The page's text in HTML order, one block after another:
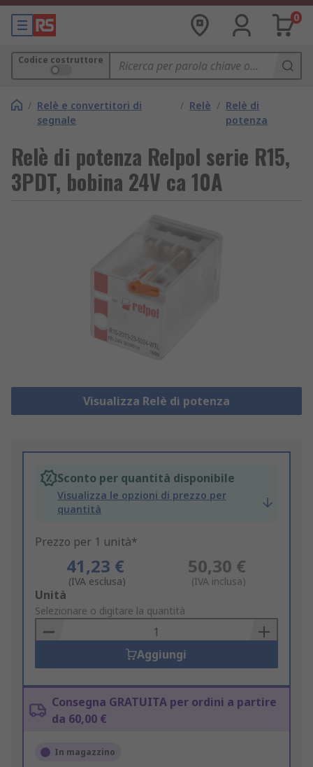
0
Codice costruttore
/ Relè e convertitori di
segnale
/ Relè / Relè di
potenza
Relè di potenza Relpol serie R15,
3PDT, bobina 24V ca 10A
Visualizza Relè di potenza
Sconto per quantità disponibile
Visualizza le opzioni di prezzo per
quantità
Prezzo per 1 unità*
41,23 €
(IVA esclusa)
50,30 €
(IVA inclusa)
Add
to
Basket
Unità
Selezionare o digitare la quantità
Aggiungi
Consegna GRATUITA per ordini a partire
da 60,00 €
In magazzino